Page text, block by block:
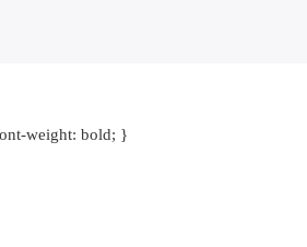
weight: bold; }